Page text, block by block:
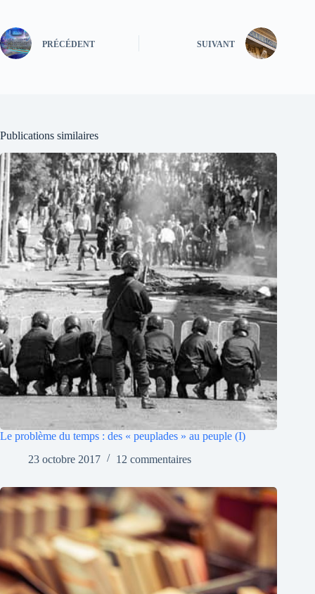
PRÉCÉDENT SUIVANT
Publications similaires
Le problème du temps : des « peuplades » au peuple (I)
23 octobre 2017
12 commentaires